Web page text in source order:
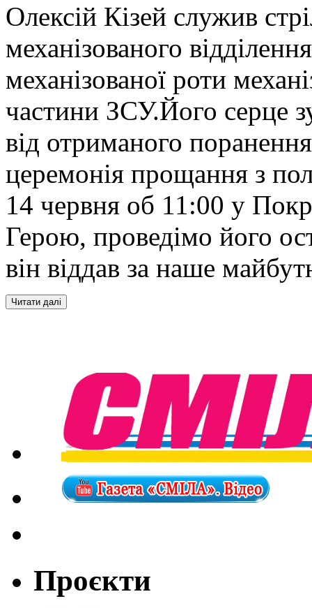
Олексій Кізей служив
механізованого
механізованої роти
частини ЗСУ.Його серце
від отриманого
церемонія прощання з
14 червня об 11:00 у
Герою, проведімо його
він віддав за наше
Проєкти